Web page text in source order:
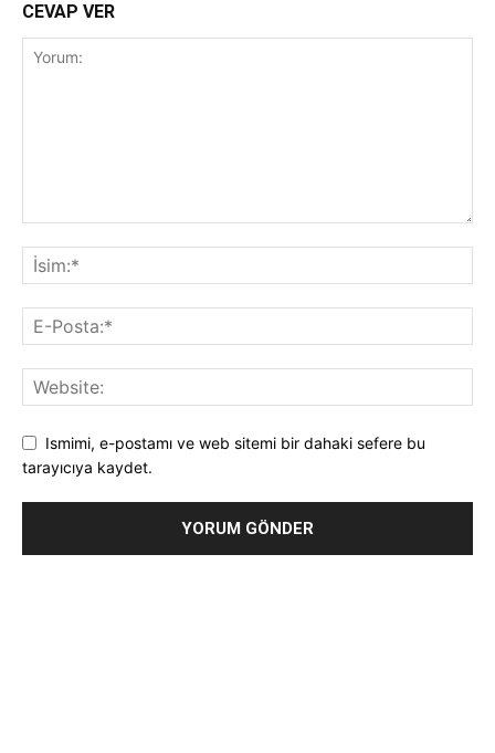
CEVAP VER
Ismimi, e-postamı ve web sitemi bir dahaki sefere bu
tarayıcıya kaydet.